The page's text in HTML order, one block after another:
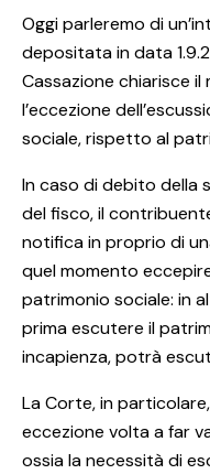
Oggi parleremo di
depositata in data
Cassazione chiarisce
l’eccezione
sociale, rispetto al
In caso di debito della
del fisco, il
notifica in proprio di
quel momento
patrimonio sociale: in
prima escutere il
incapienza, potrà
La Corte, in
eccezione volta a far
ossia la necessità di